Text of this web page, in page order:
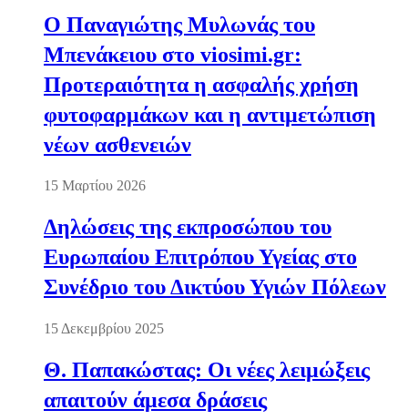
Ο Παναγιώτης Μυλωνάς του
Μπενάκειου στο viosimi.gr:
Προτεραιότητα η ασφαλής χρήση
φυτοφαρμάκων και η αντιμετώπιση
νέων ασθενειών
15 Μαρτίου 2026
Δηλώσεις της εκπροσώπου του
Ευρωπαίου Επιτρόπου Υγείας στο
Συνέδριο του Δικτύου Υγιών Πόλεων
15 Δεκεμβρίου 2025
Θ. Παπακώστας: Οι νέες λειμώξεις
απαιτούν άμεσα δράσεις